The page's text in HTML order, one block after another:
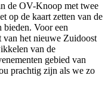
de OV-Knoop met twee
op de kaart zetten van de
bieden. Voor een
het nieuwe Zuidoost
van de
gebied van
prachtig zijn als we zo